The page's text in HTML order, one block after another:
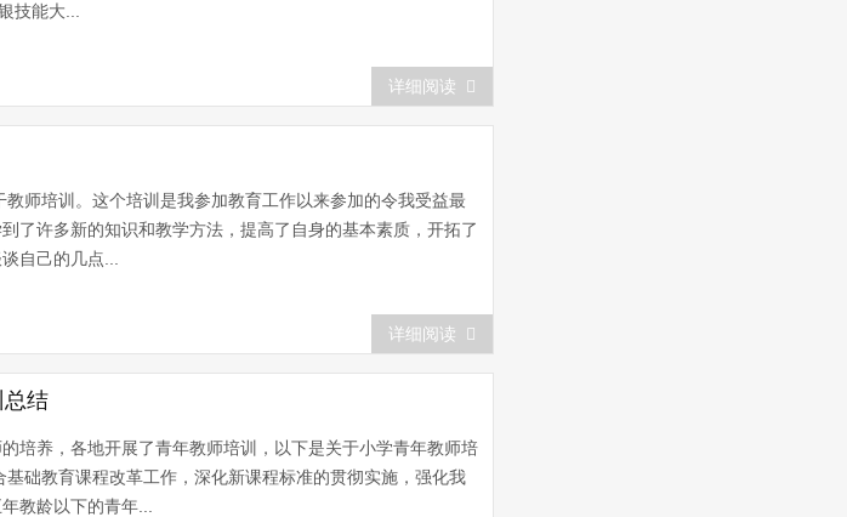
能大...
详细阅读
师培训。这个培训是我参加教育工作以来参加的令我受益最
许多新的知识和教学方法，提高了自身的基本素质，开拓了
自己的几点...
详细阅读
总结
培养，各地开展了青年教师培训，以下是关于小学青年教师培
教育课程改革工作，深化新课程标准的贯彻实施，强化我
教龄以下的青年...